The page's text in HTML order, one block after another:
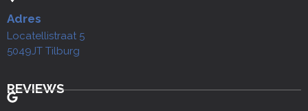
Adres
Locatellistraat 5
5049JT Tilburg
REVIEWS